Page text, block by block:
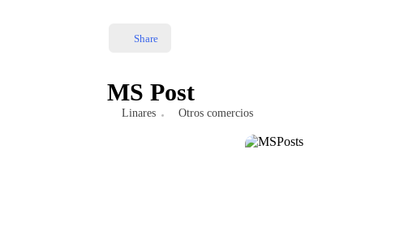
Share
MS Post
Linares Otros comercios